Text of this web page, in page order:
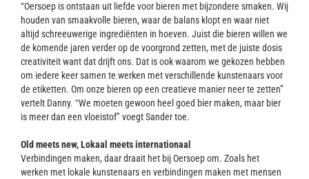
“Oersoep is ontstaan uit liefde voor bieren met bijzondere smaken. Wij
houden van smaakvolle bieren, waar de balans klopt en waar niet
altijd schreeuwerige ingrediënten in hoeven. Juist die bieren willen we
de komende jaren verder op de voorgrond zetten, met de juiste dosis
creativiteit want dat drijft ons. Dat is ook waarom we gekozen hebben
om iedere keer samen te werken met verschillende kunstenaars voor
de etiketten. Om onze bieren op een creatieve manier neer te zetten”
vertelt Danny. “We moeten gewoon heel goed bier maken, maar bier
is meer dan een vloeistof” voegt Sander toe.
Old meets new, Lokaal meets internationaal
Verbindingen maken, daar draait het bij Oersoep om. Zoals het
werken met lokale kunstenaars en verbindingen maken met mensen